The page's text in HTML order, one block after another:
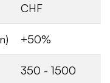
CHF
+50%
350 - 1500